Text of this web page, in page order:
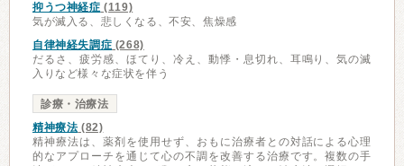
抑うつ神経症 (119)
気が滅入る、悲しくなる、不安、焦燥感
自律神経失調症 (268)
だるさ、疲労感、ほてり、冷え、動悸・息切れ、耳鳴り、気の滅
入りなど様々な症状を伴う
診療・治療法
精神療法 (82)
精神療法は、薬剤を使用せず、おもに治療者との対話による心理
的なアプローチを通じて心の不調を改善する治療です。複数の手